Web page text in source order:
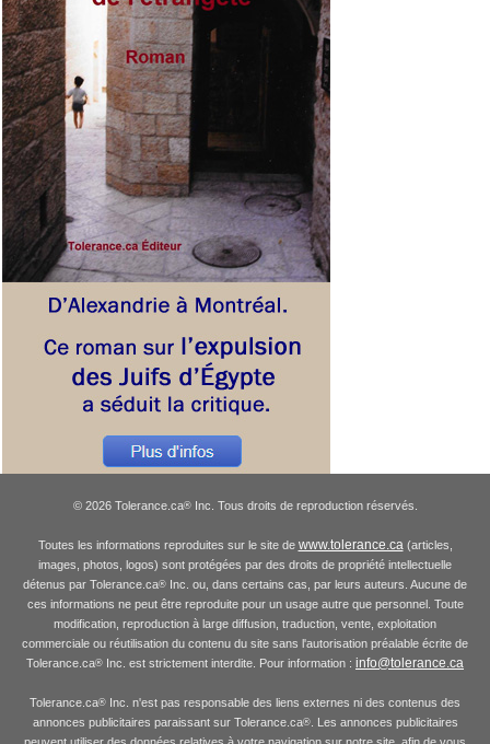
© 2026 Tolerance.ca®Inc. Tous droits de reproduction réservés.
Toutes les informations reproduites sur le site de www.tolerance.ca(articles,
images, photos, logos) sont protégées par des droits de propriété intellectuelle
détenus par Tolerance.ca® Inc. ou, dans certains cas, par leurs auteurs. Aucune de
ces informations ne peut être reproduite pour un usage autre que personnel. Toute
modification, reproduction à large diffusion, traduction, vente, exploitation
commerciale ou réutilisation du contenu du site sans l'autorisation préalable écrite de
Tolerance.ca® Inc. est strictement interdite. Pour information : info@tolerance.ca
Tolerance.ca® Inc. n'est pas responsable des liens externes ni des contenus des
annonces publicitaires paraissant sur Tolerance.ca®. Les annonces publicitaires